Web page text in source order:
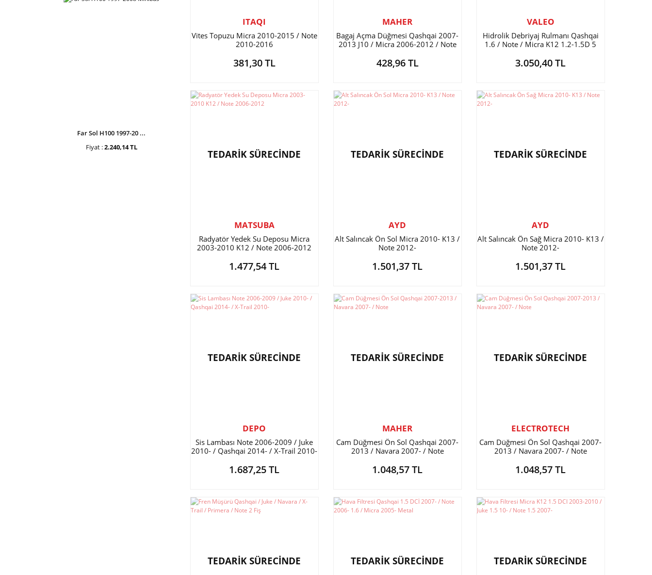
Far Sol H100 1997-20 ...
Fiyat :2.240,14 TL
ITAQI
Vites Topuzu Micra 2010-2015 / Note
2010-2016
381,30 TL
MAHER
Bagaj Açma Düğmesi Qashqai 2007-
2013 J10 / Micra 2006-2012 / Note
428,96 TL
VALEO
Hidrolik Debriyaj Rulmanı Qashqai
1.6 / Note / Micra K12 1.2-1.5D 5
3.050,40 TL
TEDARİK SÜRECİNDE
MATSUBA
Radyatör Yedek Su Deposu Micra
2003-2010 K12 / Note 2006-2012
1.477,54 TL
TEDARİK SÜRECİNDE
AYD
Alt Salıncak Ön Sol Micra 2010- K13 /
Note 2012-
1.501,37 TL
TEDARİK SÜRECİNDE
AYD
Alt Salıncak Ön Sağ Micra 2010- K13 /
Note 2012-
1.501,37 TL
TEDARİK SÜRECİNDE
DEPO
Sis Lambası Note 2006-2009 / Juke
2010- / Qashqai 2014- / X-Trail 2010-
1.687,25 TL
TEDARİK SÜRECİNDE
MAHER
Cam Düğmesi Ön Sol Qashqai 2007-
2013 / Navara 2007- / Note
1.048,57 TL
TEDARİK SÜRECİNDE
ELECTROTECH
Cam Düğmesi Ön Sol Qashqai 2007-
2013 / Navara 2007- / Note
1.048,57 TL
TEDARİK SÜRECİNDE TEDARİK SÜRECİNDE TEDARİK SÜRECİNDE